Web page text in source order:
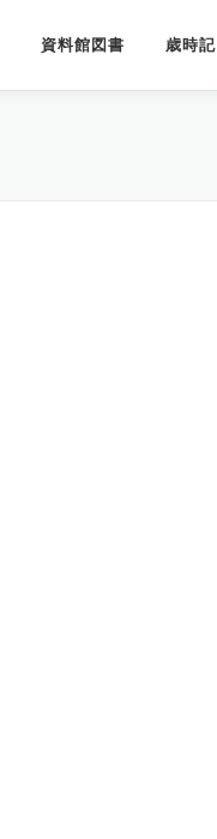
資料館図書 歳時記